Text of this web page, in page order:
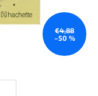
€4,88
–50 %